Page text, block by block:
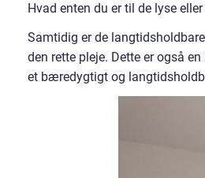
Hvad enten du er til de lyse
Samtidig er de
den rette pleje. Dette er også
et bæredygtigt og